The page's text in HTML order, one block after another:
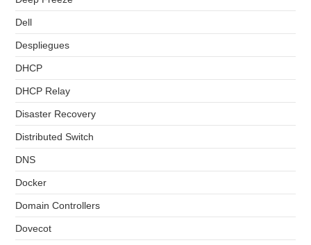
Dell
Despliegues
DHCP
DHCP Relay
Disaster Recovery
Distributed Switch
DNS
Docker
Domain Controllers
Dovecot